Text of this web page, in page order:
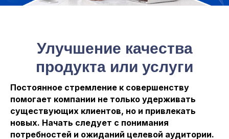
Улучшение качества
продукта или услуги
Постоянное стремление к совершенству
помогает компании не только удерживать
существующих клиентов, но и привлекать
новых. Начать следует с понимания
потребностей и ожиданий целевой аудитории.